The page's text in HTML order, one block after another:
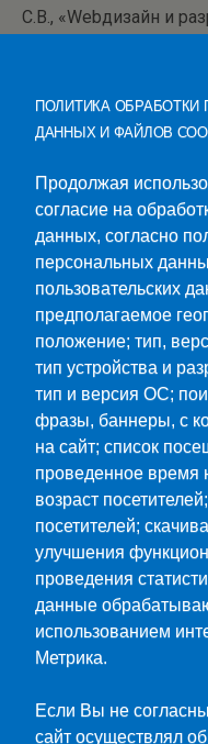
С.В., «Webдизайн и
Категории:Новости
Предыдущая Запись
Городская
Мобильн.
Министерство
ПОЛИТИКА
ДАННЫХ И ФАЙЛОВ
Продолжая
согласие на
данных, согласно
персональных
пользовательских
предполагаемое
положение; тип,
тип устройства и
тип и версия ОС;
фразы, баннеры, с
на сайт; список
проведенное время
возраст
посетителей;
улучшения
проведения
данные
использованием
Метрика.
Если Вы не
сайт осуществлял